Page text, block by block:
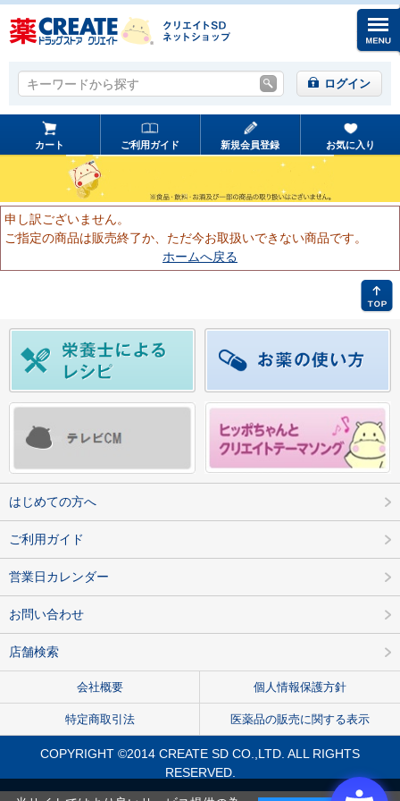
キーワードから探す
キーワードから探す ログイン
カート ご利用ガイド 新規会員登録 お気に入り
申し訳ございません。
ご指定の商品は販売終了か、ただ今お取扱いできない商品です。
ホームへ戻る
はじめての方へ
ご利用ガイド
営業日カレンダー
お問い合わせ
店舗検索
会社概要 個人情報保護方針
特定商取引法 医薬品の販売に関する表示
COPYRIGHT ©2014 CREATE SD CO.,LTD. ALL RIGHTS
RESERVED.